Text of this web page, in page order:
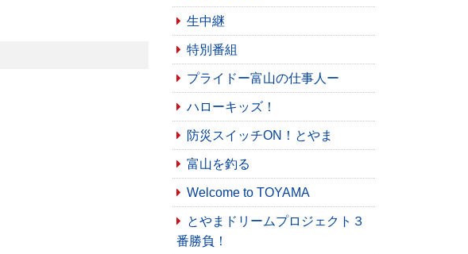
生中継
特別番組
プライドー富山の仕事人ー
ハローキッズ！
防災スイッチON！とやま
富山を釣る
Welcome to TOYAMA
とやまドリームプロジェクト３
番勝負！